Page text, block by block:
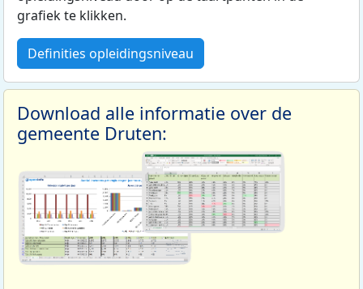
grafiek te klikken.
Definities opleidingsniveau
Download alle informatie over de
gemeente Druten: